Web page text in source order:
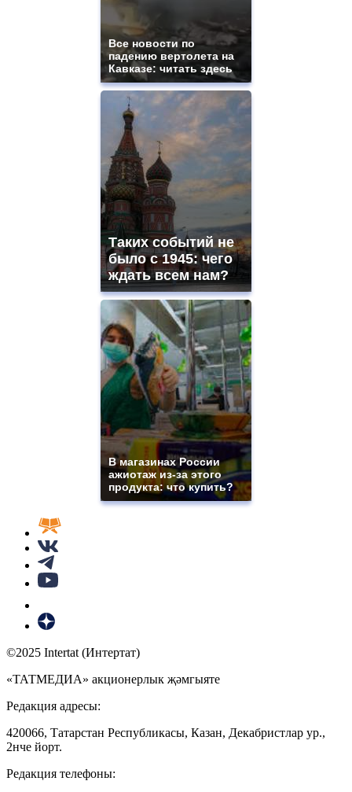
Все новости по
падению вертолета на
Кавказе: читать здесь
Таких событий не
было с 1945: чего
ждать всем нам?
В магазинах России
ажиотаж из-за этого
продукта: что купить?
©2025 Intertat (Интертат)
«ТАТМЕДИА» акционерлык җәмгыяте
Редакция адресы:
420066, Татарстан Республикасы, Казан, Декабристлар ур.,
2нче йорт.
Редакция телефоны: